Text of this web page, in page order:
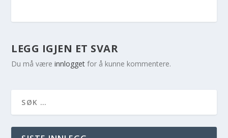
LEGG IGJEN ET SVAR
Du må væreinnlogget for å kunne kommentere.